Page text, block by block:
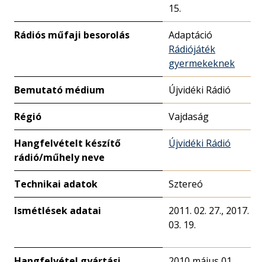
15.
Rádiós műfaji besorolás
Adaptáció
Rádiójáték
gyermekeknek
Bemutató médium Újvidéki Rádió
Régió Vajdaság
Hangfelvételt készítő
rádió/műhely neve
Újvidéki Rádió
Technikai adatok Sztereó
Ismétlések adatai
2011. 02. 27., 2017.
03. 19.